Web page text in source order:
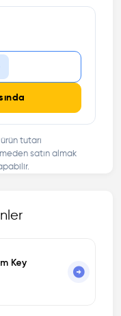
tutarı
satın almak
Key